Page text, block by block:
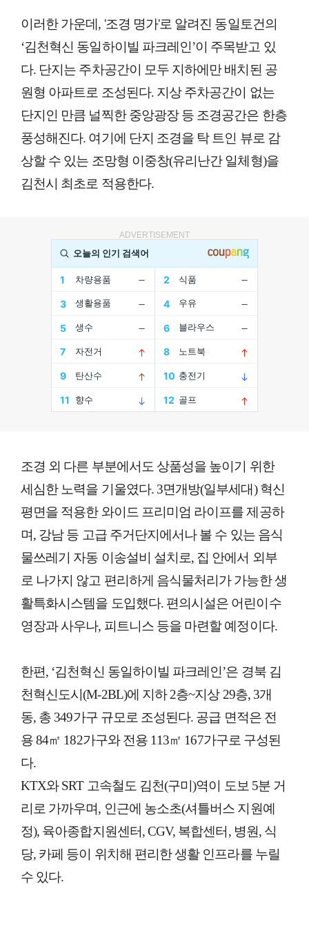
이러한 가운데, '조경 명가'로 알려진 동일토건의
‘김천혁신 동일하이빌 파크레인’이 주목받고 있
다. 단지는 주차공간이 모두 지하에만 배치된 공
원형 아파트로 조성된다. 지상 주차공간이 없는
단지인 만큼 널찍한 중앙광장 등 조경공간은 한층
풍성해진다. 여기에 단지 조경을 탁 트인 뷰로 감
상할 수 있는 조망형 이중창(유리난간 일체형)을
김천시 최초로 적용한다.
ADVERTISEMENT
조경 외 다른 부분에서도 상품성을 높이기 위한
세심한 노력을 기울였다. 3면개방(일부세대) 혁신
평면을 적용한 와이드 프리미엄 라이프를 제공하
며, 강남 등 고급 주거단지에서나 볼 수 있는 음식
물쓰레기 자동 이송설비 설치로, 집 안에서 외부
로 나가지 않고 편리하게 음식물처리가 가능한 생
활특화시스템을 도입했다. 편의시설은 어린이수
영장과 사우나, 피트니스 등을 마련할 예정이다.
한편, ‘김천혁신 동일하이빌 파크레인’은 경북 김
천혁신도시(M-2BL)에 지하 2층~지상 29층, 3개
동, 총 349가구 규모로 조성된다. 공급 면적은 전
용 84㎡ 182가구와 전용 113㎡ 167가구로 구성된
다.
KTX와 SRT 고속철도 김천(구미)역이 도보 5분 거
리로 가까우며, 인근에 농소초(셔틀버스 지원예
정), 육아종합지원센터, CGV, 복합센터, 병원, 식
당, 카페 등이 위치해 편리한 생활 인프라를 누릴
수 있다.